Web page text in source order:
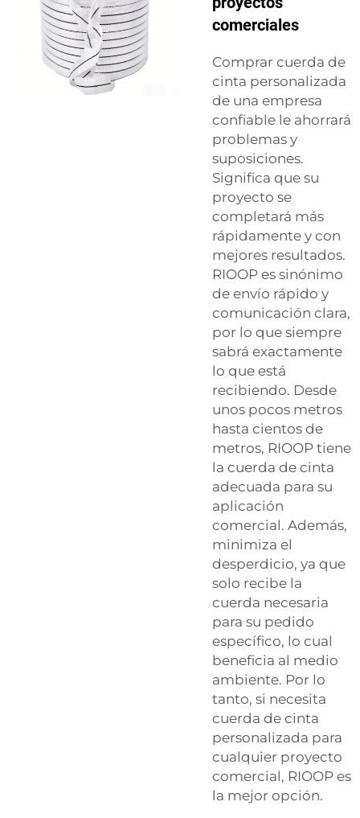
comerciales
Comprar cuerda de
cinta personalizada
de una empresa
confiable le ahorrará
problemas y
suposiciones.
Significa que su
proyecto se
completará más
rápidamente y con
mejores resultados.
RIOOP es sinónimo
de envío rápido y
comunicación clara,
por lo que siempre
sabrá exactamente
lo que está
recibiendo. Desde
unos pocos metros
hasta cientos de
metros, RIOOP tiene
la cuerda de cinta
adecuada para su
aplicación
comercial. Además,
minimiza el
desperdicio, ya que
solo recibe la
cuerda necesaria
para su pedido
específico, lo cual
beneficia al medio
ambiente. Por lo
tanto, si necesita
cuerda de cinta
personalizada para
cualquier proyecto
comercial, RIOOP es
la mejor opción.